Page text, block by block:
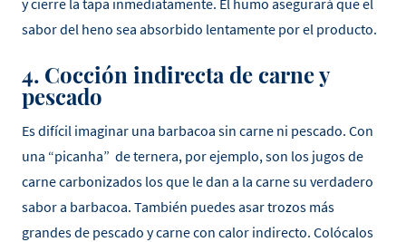
y cierre la tapa inmediatamente. El humo asegurará que el
sabor del heno sea absorbido lentamente por el producto.
4. Cocción indirecta de carne y
pescado
Es difícil imaginar una barbacoa sin carne ni pescado. Con
una “picanha” de ternera, por ejemplo, son los jugos de
carne carbonizados los que le dan a la carne su verdadero
sabor a barbacoa. También puedes asar trozos más
grandes de pescado y carne con calor indirecto. Colócalos